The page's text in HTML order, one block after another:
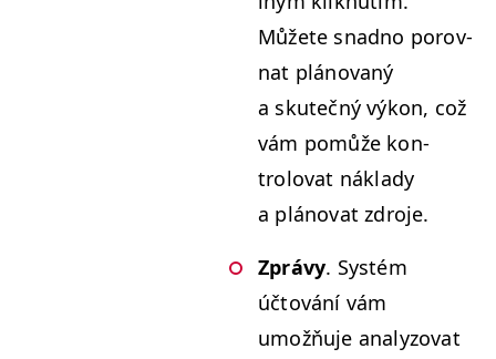
Můžete snad­no porov­
nat pláno­vaný
a skutečný výkon, což
vám pomůže kon­
trolo­vat nák­la­dy
a pláno­vat zdroje.
Zprávy. Sys­tém
účtování vám
umožňu­je ana­ly­zo­vat